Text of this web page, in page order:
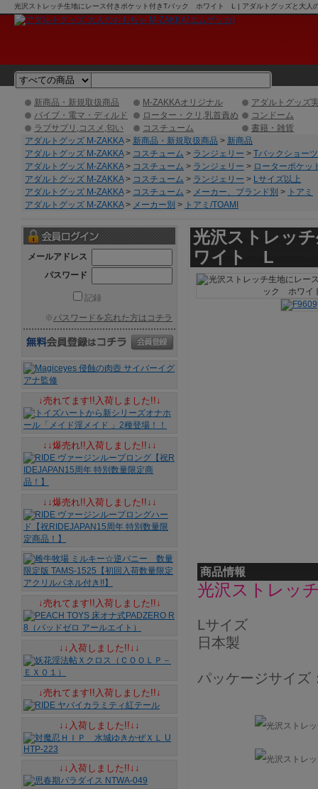
光沢ストレッチ生地にレース付きポケット付きTバック ホワイト L | アダルトグッズと大人
新商品・新規取扱商品 M-ZAKKAオリジナル
アダルトグッズ
バイブ・電マ・ディルド
ローター・クリ,乳首責め
コンドーム
ラブサプリ,コスメ,匂い
コスチューム
書籍・雑貨
アダルトグッズ M-ZAKKA> 新商品・新規取扱商品 > 新商品
アダルトグッズ M-ZAKKA> コスチューム > ランジェリー > Tバックショーツ
アダルトグッズ M-ZAKKA> コスチューム > ランジェリー > ローターポケッ
アダルトグッズ M-ZAKKA> コスチューム > ランジェリー > Lサイズ以上
アダルトグッズ M-ZAKKA> コスチューム > メーカー、ブランド別 > トアミ
アダルトグッズ M-ZAKKA> メーカー別 > トアミ/TOAMI
光沢ストレッ
ワイト L
商品情報
光沢ストレッ
Lサイズ
日本製
パッケージサイズ
メールアドレス
パスワード
記録
※パスワードを忘れた方はコチラ
↓売れてます!!入荷しました!!↓
↓↓爆売れ!!入荷しました!!↓↓
↓↓爆売れ!!入荷しました!!↓↓
↓売れてます!!入荷しました!!↓
↓↓入荷しました!!↓↓
↓売れてます!!入荷しました!!↓
↓↓入荷しました!!↓↓
↓↓入荷しました!!↓↓